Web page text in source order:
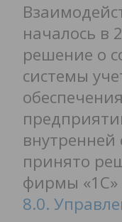
началось в
решение о
системы
принято
фирмы
8.0.